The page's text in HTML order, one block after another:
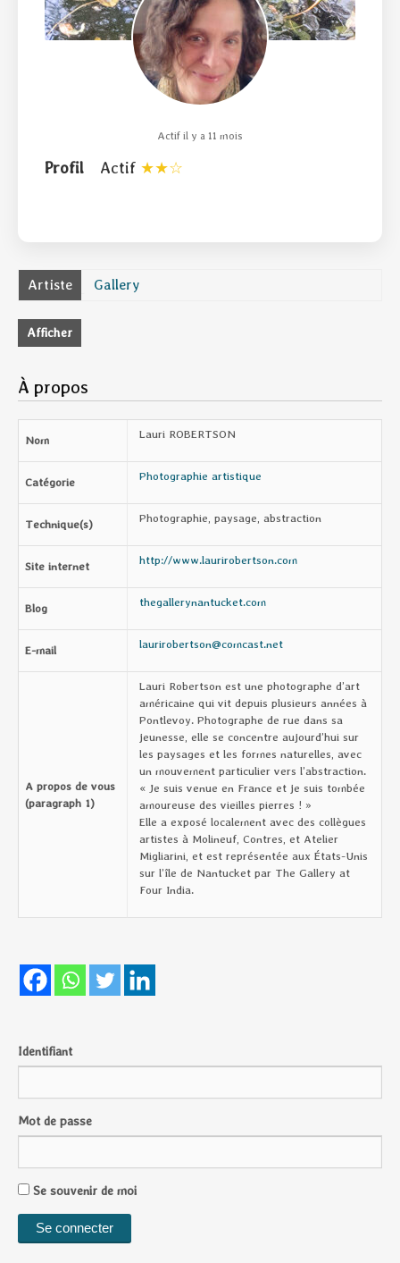
Actif il y a 11 mois
Profil Actif
Artiste Gallery
Afficher
À propos
Nom Lauri ROBERTSON
Catégorie Photographie artistique
Technique(s) Photographie, paysage, abstraction
Site internet http://www.laurirobertson.com
Blog thegallerynantucket.com
E-mail laurirobertson@comcast.net
A propos de vous
(paragraph 1)
Lauri Robertson est une photographe d’art
américaine qui vit depuis plusieurs années à
Pontlevoy. Photographe de rue dans sa
jeunesse, elle se concentre aujourd’hui sur
les paysages et les formes naturelles, avec
un mouvement particulier vers l’abstraction.
« Je suis venue en France et je suis tombée
amoureuse des vieilles pierres ! »
Elle a exposé localement avec des collègues
artistes à Molineuf, Contres, et Atelier
Migliarini, et est représentée aux États-Unis
sur l’île de Nantucket par The Gallery at
Four India.
Identifiant
Mot de passe
Se souvenir de moi